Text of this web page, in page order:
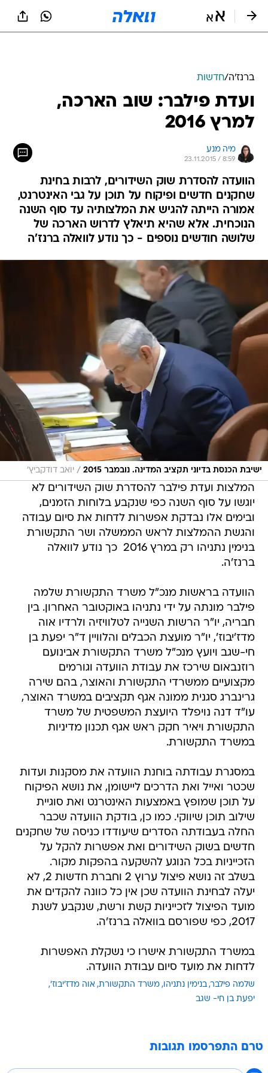
ועדת פילבר: שוב הארכה,
למרץ 2016
מיה מנע
23.11.2015 / 8:59
הוועדה להסדרת שוק השידורים, לרבות בחינת
שחקנים חדשים ופיקוח על תוכן על גבי האינטרנט,
אמורה הייתה להגיש את המלצותיה עד סוף השנה
הנוכחית. אלא שהיא תיאלץ לדרוש הארכה של
שלושה חודשים נוספים - כך נודע לוואלה ברנז'ה
ישיבת הכנסת בדיוני תקציב המדינה. נובמבר 2015 / יואב דודקביץ'
המלצות ועדת פילבר להסדרת שוק השידורים לא
יוגשו על סוף השנה כפי שנקבע בלוחות הזמנים,
ובימים אלו נבדקת אפשרות לדחות את סיום עבודה
והגשת ההמלצות לראש הממשלה ושר התקשורת
בנימין נתניהו רק במרץ 2016  כך נודע לוואלה
ברנז'ה.
הוועדה בראשות מנכ"ל משרד התקשורת שלמה
חבריה, יו"ר הרשות השנייה לטלוויזיה ולרדיו אוה
מדז'יבוז', יו"ר מועצת הכבלים והלוויין ד"ר יפעת בן
חי-שגב ויועץ מנכ"ל משרד התקשורת אבינועם
רוזנבאום שירכז את עבודת הוועדה וגורמים
מקצועיים ממשרדי התקשורת והאוצר, בהם שירה
גרינברג סגנית ממונה אגף תקציבים במשרד האוצר,
עו"ד דנה נויפלד היועצת המשפטית של משרד
התקשורת ויאיר חקק ראש אגף תכנון מדיניות
במשרד התקשורת.
במסגרת עבודתה בוחנת הוועדה את מסקנות ועדות
על תוכן שמופץ באמצעות האינטרנט ואת סוגיית
שילוב תוכן שיווקי. כמו כן, בודקת הוועדה שכבר
החלה בעבודתה הסדרים שיעודדו כניסה של שחקנים
חדשים בשוק השידורים ואת אפשרות להקל על
הזכייניות בכל הנוגע להשקעה בהפקות מקור.
בשלב זה נושא פיצול ערוץ 2 וחברת חדשות 2, לא
יעלה לבחינת הוועדה שכן אין כל כוונה להקדים את
מועד הפיצול לזכייניות קשת ורשת, שנקבע לשנת
2017, כפי שפורסם בוואלה ברנז'ה.
במשרד התקשורת אישרו כי נשקלת האפשרות
שלמה פילבר בנימין נתניהו משרד התקשורת
אוה מדז'יבוז'
יפעת בן חי- שגב